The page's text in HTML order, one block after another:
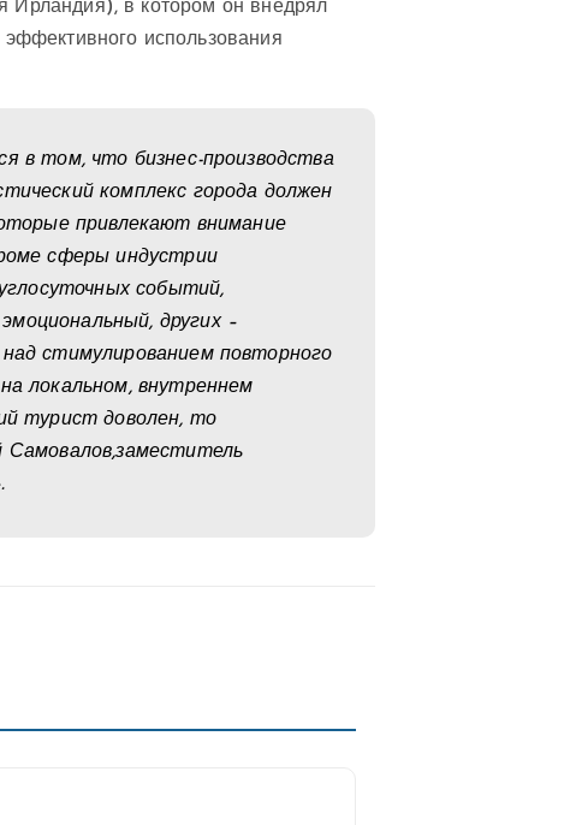
Ирландия), в котором он внедрял
использования
в том, что бизнес-производства
комплекс города должен
привлекают внимание
сферы индустрии
событий,
других –
стимулированием повторного
локальном, внутреннем
турист доволен, то
Самовалов,заместитель